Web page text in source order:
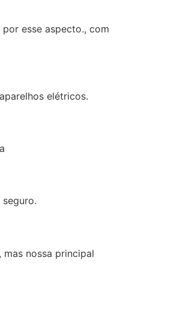
esse aspecto., com
elétricos.
nossa principal